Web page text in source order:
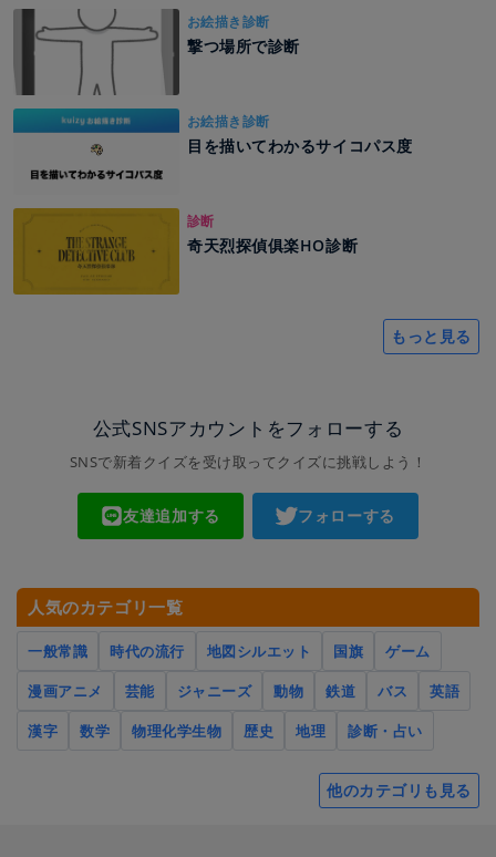
お絵描き診断
撃つ場所で診断
お絵描き診断
目を描いてわかるサイコパス度
診断
奇天烈探偵俱楽HO診断
もっと見る
公式SNSアカウントをフォローする
SNSで新着クイズを受け取ってクイズに挑戦しよう！
友達追加する フォローする
人気のカテゴリ一覧
一般常識 時代の流行 地図シルエット 国旗
ゲーム
漫画アニメ
芸能 ジャニーズ 動物 鉄道 バス
英語
漢字
数学 物理化学生物 歴史 地理 診断・占い
他のカテゴリも見る